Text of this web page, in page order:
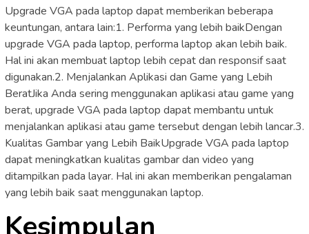
Upgrade VGA pada laptop dapat memberikan beberapa
keuntungan, antara lain:1. Performa yang lebih baikDengan
upgrade VGA pada laptop, performa laptop akan lebih baik.
Hal ini akan membuat laptop lebih cepat dan responsif saat
digunakan.2. Menjalankan Aplikasi dan Game yang Lebih
BeratJika Anda sering menggunakan aplikasi atau game yang
berat, upgrade VGA pada laptop dapat membantu untuk
menjalankan aplikasi atau game tersebut dengan lebih lancar.3.
Kualitas Gambar yang Lebih BaikUpgrade VGA pada laptop
dapat meningkatkan kualitas gambar dan video yang
ditampilkan pada layar. Hal ini akan memberikan pengalaman
yang lebih baik saat menggunakan laptop.
Kesimpulan